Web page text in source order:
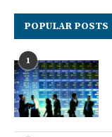
POPULAR POSTS
1